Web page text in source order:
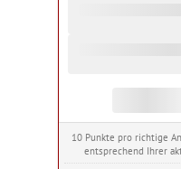
10 Punkte pro richtige
entsprechend Ihrer